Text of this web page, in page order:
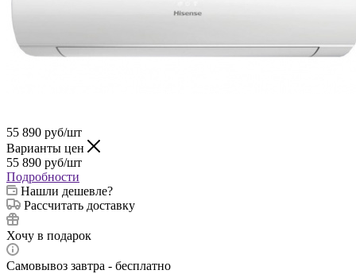
55 890 руб/шт
Варианты цен
55 890 руб/шт
Подробности
Нашли дешевле?
Рассчитать доставку
Хочу в подарок
Самовывоз завтра - бесплатно